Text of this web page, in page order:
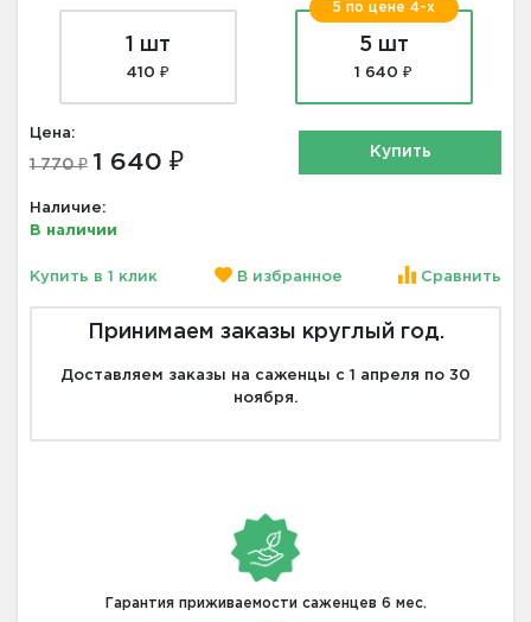
1 шт
410 ₽
5 по цене 4-х
5 шт
1 640 ₽
Цена:
1 770 ₽ 1 640 ₽
Наличие:
В наличии
Купить
Купить в 1 клик В избранное Сравнить
Принимаем заказы круглый год.
Доставляем заказы на саженцы с 1 апреля по 30
ноября.
Гарантия приживаемости саженцев 6 мес.